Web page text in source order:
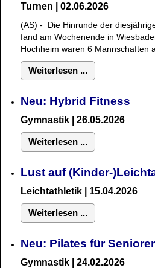
Turnen | 02.06.2026
(AS) - Die Hinrunde der
fand am Wochenende in
Hochheim waren 6 Mannschaften
Weiterlesen ...
Neu: Hybrid Fitness
Gymnastik | 26.05.2026
Weiterlesen ...
Lust auf (Kinder-
Leichtathletik | 15.04.2026
Weiterlesen ...
Neu: Pilates für
Gymnastik | 24.02.2026